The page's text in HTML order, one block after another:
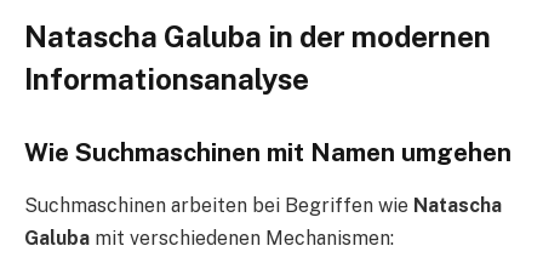
Natascha Galuba in der modernen
Informationsanalyse
Wie Suchmaschinen mit Namen umgehen
Suchmaschinen arbeiten bei Begriffen wie Natascha
Galuba mit verschiedenen Mechanismen: